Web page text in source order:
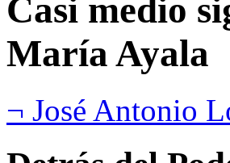
Casi medio
María Ayala
¬ José Antonio